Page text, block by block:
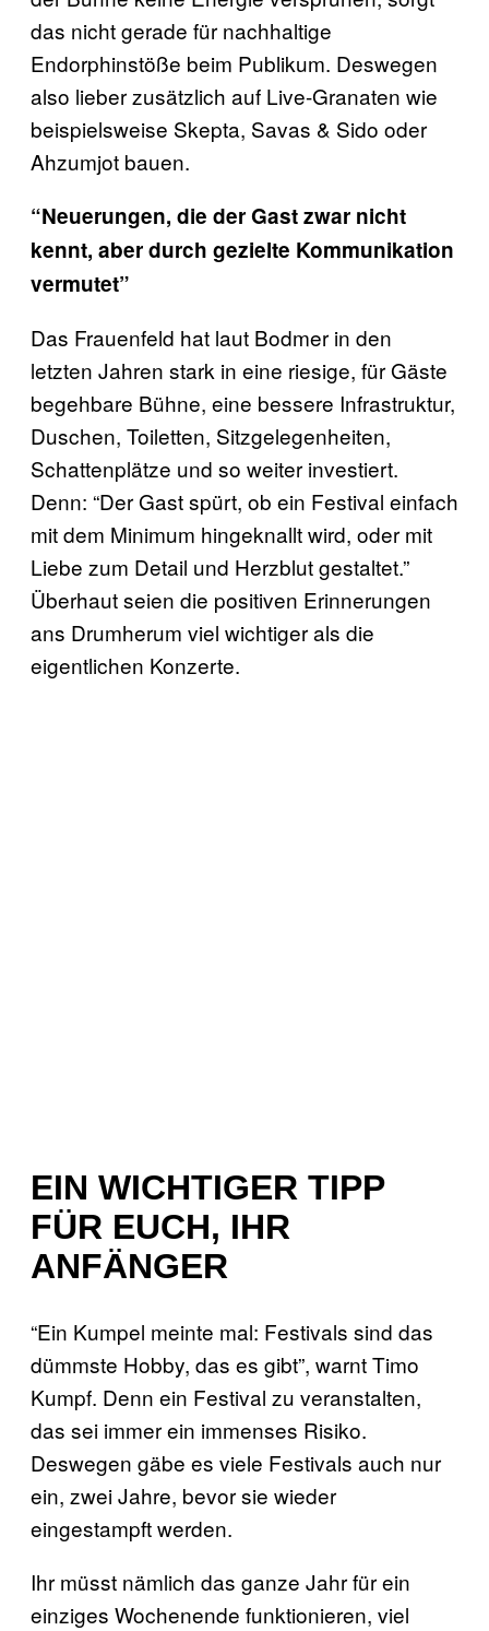
das nicht gerade für nachhaltige
Endorphinstöße beim Publikum. Deswegen
also lieber zusätzlich auf Live-Granaten wie
beispielsweise Skepta, Savas & Sido oder
Ahzumjot bauen.
“Neuerungen, die der Gast zwar nicht
kennt, aber durch gezielte Kommunikation
vermutet”
Das Frauenfeld hat laut Bodmer in den
letzten Jahren stark in eine riesige, für Gäste
begehbare Bühne, eine bessere Infrastruktur,
Duschen, Toiletten, Sitzgelegenheiten,
Schattenplätze und so weiter investiert.
Denn: “Der Gast spürt, ob ein Festival einfach
mit dem Minimum hingeknallt wird, oder mit
Liebe zum Detail und Herzblut gestaltet.”
Überhaut seien die positiven Erinnerungen
ans Drumherum viel wichtiger als die
eigentlichen Konzerte.
EIN WICHTIGER TIPP
FÜR EUCH, IHR
ANFÄNGER
“Ein Kumpel meinte mal: Festivals sind das
dümmste Hobby, das es gibt”, warnt Timo
Kumpf. Denn ein Festival zu veranstalten,
das sei immer ein immenses Risiko.
Deswegen gäbe es viele Festivals auch nur
ein, zwei Jahre, bevor sie wieder
eingestampft werden.
Ihr müsst nämlich das ganze Jahr für ein
einziges Wochenende funktionieren, viel